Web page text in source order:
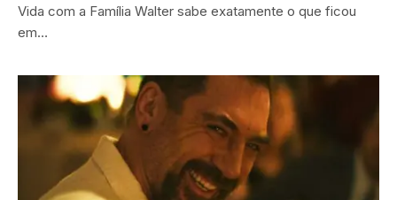
Vida com a Família Walter sabe exatamente o que ficou
em…